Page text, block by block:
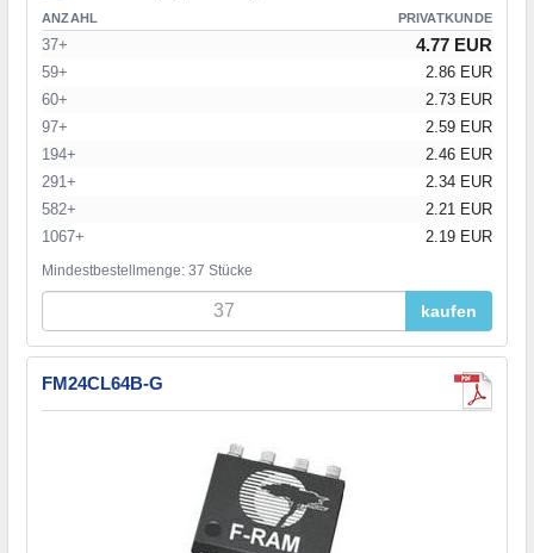
ANZAHL PRIVATKUNDE
37+ 4.77 EUR
59+
2.86 EUR
60+
2.73 EUR
97+
2.59 EUR
194+
2.46 EUR
291+
2.34 EUR
582+
2.21 EUR
1067+
2.19 EUR
Mindestbestellmenge: 37 Stücke
kaufen
FM24CL64B-G